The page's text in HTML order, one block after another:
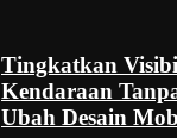
Tingkatkan
Kendaraan
Ubah Desain